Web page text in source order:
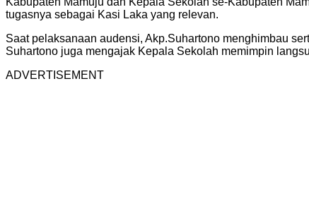
tugasnya sebagai Kasi Laka yang relevan.
Saat pelaksanaan audensi, Akp.Suhartono menghimbau
Suhartono juga mengajak Kepala Sekolah memimpin
ADVERTISEMENT